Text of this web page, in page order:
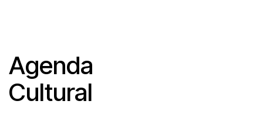
Agenda
Cultural